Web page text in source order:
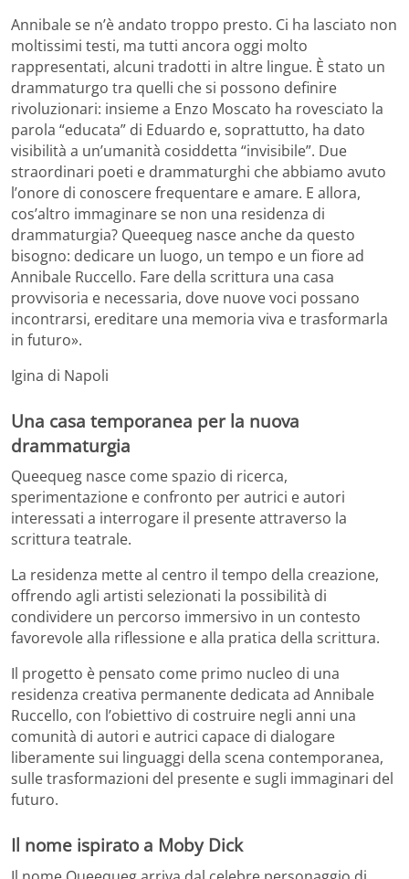
Annibale se n’è andato troppo presto. Ci ha lasciato non
moltissimi testi, ma tutti ancora oggi molto
rappresentati, alcuni tradotti in altre lingue. È stato un
drammaturgo tra quelli che si possono definire
rivoluzionari: insieme a Enzo Moscato ha rovesciato la
parola “educata” di Eduardo e, soprattutto, ha dato
visibilità a un’umanità cosiddetta “invisibile”. Due
straordinari poeti e drammaturghi che abbiamo avuto
l’onore di conoscere frequentare e amare. E allora,
cos’altro immaginare se non una residenza di
drammaturgia? Queequeg nasce anche da questo
bisogno: dedicare un luogo, un tempo e un fiore ad
Annibale Ruccello. Fare della scrittura una casa
provvisoria e necessaria, dove nuove voci possano
incontrarsi, ereditare una memoria viva e trasformarla
in futuro».
Igina di Napoli
Una casa temporanea per la nuova
drammaturgia
Queequeg nasce come spazio di ricerca,
sperimentazione e confronto per autrici e autori
interessati a interrogare il presente attraverso la
scrittura teatrale.
La residenza mette al centro il tempo della creazione,
offrendo agli artisti selezionati la possibilità di
condividere un percorso immersivo in un contesto
favorevole alla riflessione e alla pratica della scrittura.
Il progetto è pensato come primo nucleo di una
residenza creativa permanente dedicata ad Annibale
Ruccello, con l’obiettivo di costruire negli anni una
comunità di autori e autrici capace di dialogare
liberamente sui linguaggi della scena contemporanea,
sulle trasformazioni del presente e sugli immaginari del
futuro.
Il nome ispirato a Moby Dick